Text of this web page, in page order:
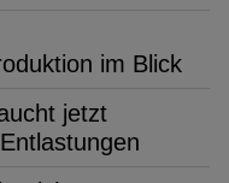
im Blick
jetzt